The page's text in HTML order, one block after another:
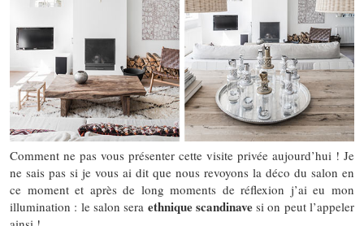
Comment ne pas vous présenter cette visite privée aujourd’hui ! Je
ne sais pas si je vous ai dit que nous revoyons la déco du salon en
ce moment et après de long moments de réflexion j’ai eu mon
illumination : le salon sera ethnique scandinavesi on peut l’appeler